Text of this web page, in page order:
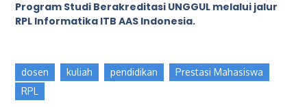
Program Studi Berakreditasi UNGGUL melalui jalur
RPL Informatika ITB AAS Indonesia.
dosen kuliah pendidikan
Prestasi Mahasiswa
RPL